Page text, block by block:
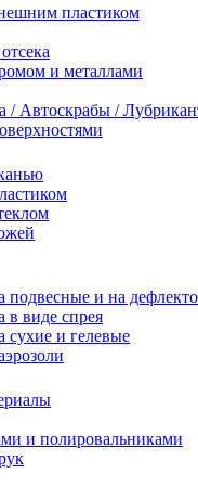
пластиком
и металлами
/ Автоскрабы /
подвесные и на
в виде спрея
сухие и гелевые
и полировальниками